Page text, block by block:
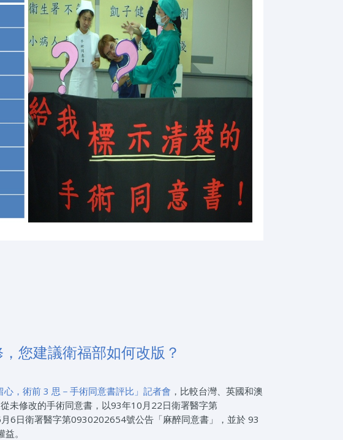
您建議衛福部如何改版？
心，術前 3 思－手術同意書評比」記者會 ，比較台灣、英國和澳
未修改的手術同意書，以93年10月22日衛署醫字第
6日衛署醫字第0930202654號公告「麻醉同意書」，並於 93
。